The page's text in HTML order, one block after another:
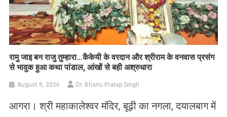
रामु जाइ बन राजु तुम्हारा…कैकेयी के वरदान और श्रीराम के वनवास प्रसंग
से भावुक हुआ कथा पांडाल, आंखों से बही अश्रुधारा
August 8, 2026 Dr. Bhanu Pratap Singh
आगरा। श्री महाकालेश्वर मंदिर, बूढ़ी का नगला, दयालबाग में